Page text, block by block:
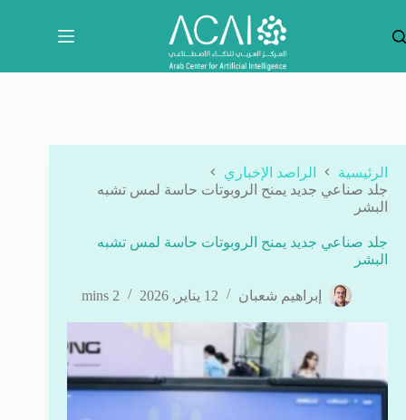
المحتوى
الرئيسية
الراصد الإخباري
جلد صناعي جديد يمنح الروبوتات حاسة لمس تشبه
البشر
جلد صناعي جديد يمنح الروبوتات حاسة لمس تشبه
البشر
إبراهيم شعبان 12 يناير, 2026 2 mins